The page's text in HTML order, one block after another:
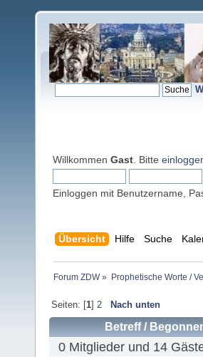
Willkommen Gast . Bitte
Einloggen mit Benutzername,
Übersicht Hilfe Suche
Forum ZDW» Prophetische Worte /
Seiten: [1] 2 Nach unten
Betreff/
0 Mitglieder und 14